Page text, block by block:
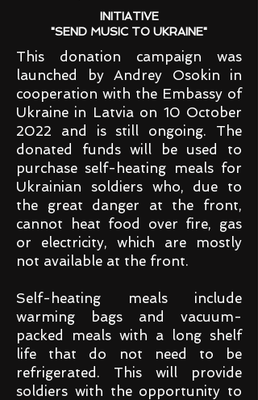
INITIATIVE
"SEND MUSIC TO UKRAINE"
This donation campaign was
launched by Andrey Osokin in
cooperation with the Embassy of
Ukraine in Latvia on 10 October
2022 and is still ongoing. The
donated funds will be used to
purchase self-heating meals for
Ukrainian soldiers who, due to
the great danger at the front,
cannot heat food over fire, gas
or electricity, which are mostly
not available at the front.
Self-heating meals include
warming bags and vacuum-
packed meals with a long shelf
life that do not need to be
refrigerated. This will provide
soldiers with the opportunity to